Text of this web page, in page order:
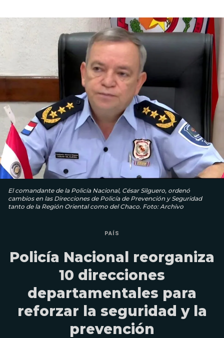
El comandante de la Policía Nacional, César Silguero, ordenó
cambios en las Direcciones de Policía de Prevención y Seguridad
tanto de la Región Oriental como del Chaco. Foto: Archivo
PAÍS
Policía Nacional reorganiza
10 direcciones
departamentales para
reforzar la seguridad y la
prevención